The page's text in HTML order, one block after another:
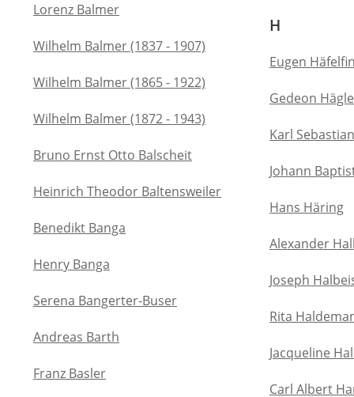
Lorenz Balmer
Wilhelm Balmer (1837 - 1907)
Wilhelm Balmer (1865 - 1922)
Wilhelm Balmer (1872 - 1943)
Bruno Ernst Otto Balscheit
Heinrich Theodor Baltensweiler
Benedikt Banga
Henry Banga
Serena Bangerter-Buser
Andreas Barth
Franz Basler
H
Eugen
Gedeon
Karl
Johann
Hans Häring
Alexander
Joseph
Rita
Jacqueline
Carl Albert